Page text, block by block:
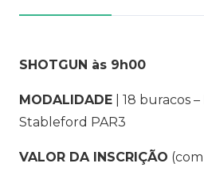
SHOTGUN às 9h00
MODALIDADE | 18 buracos
Stableford PAR3
VALOR DA INSCRIÇÃO